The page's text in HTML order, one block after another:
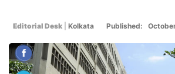
Editorial Desk Kolkata Published: